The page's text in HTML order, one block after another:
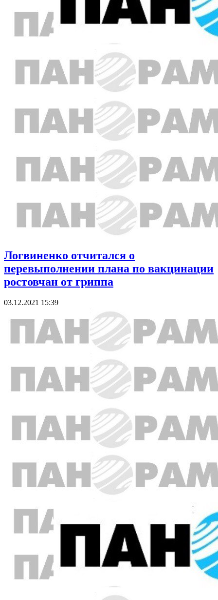
Логвиненко отчитался о
перевыполнении плана по вакцинации
ростовчан от гриппа
03.12.2021 15:39